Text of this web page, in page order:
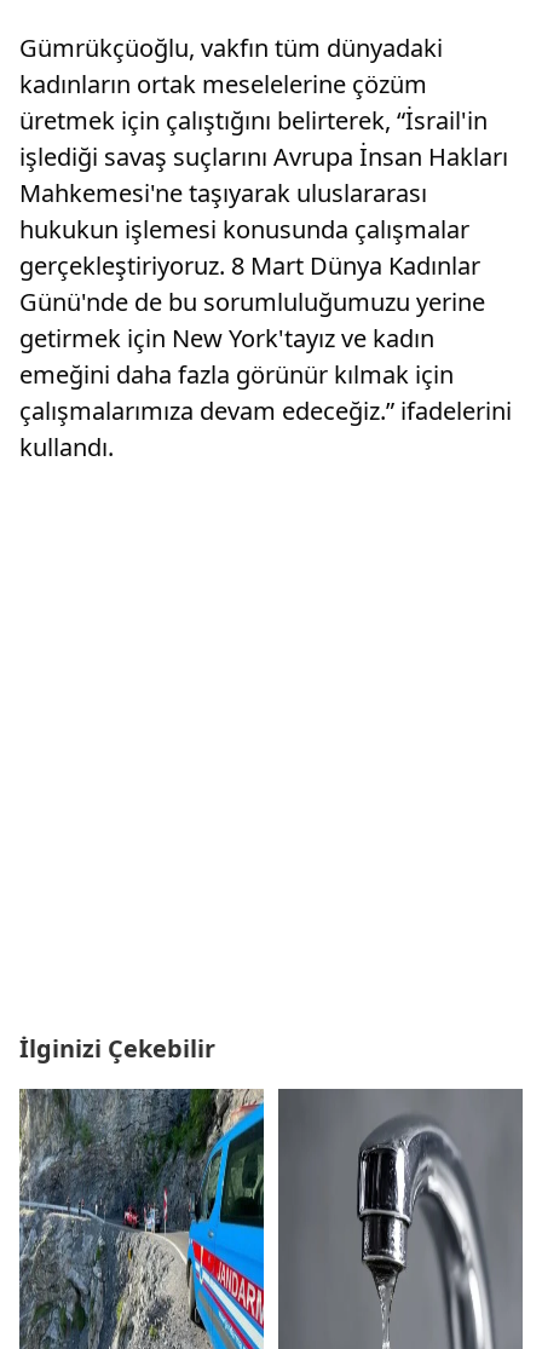
Gümrükçüoğlu, vakfın tüm dünyadaki
kadınların ortak meselelerine çözüm
üretmek için çalıştığını belirterek, “İsrail'in
işlediği savaş suçlarını Avrupa İnsan Hakları
Mahkemesi'ne taşıyarak uluslararası
hukukun işlemesi konusunda çalışmalar
gerçekleştiriyoruz. 8 Mart Dünya Kadınlar
Günü'nde de bu sorumluluğumuzu yerine
getirmek için New York'tayız ve kadın
emeğini daha fazla görünür kılmak için
çalışmalarımıza devam edeceğiz.” ifadelerini
kullandı.
İlginizi Çekebilir